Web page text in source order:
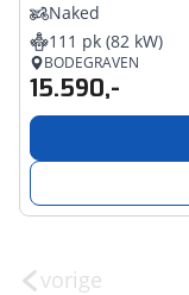
Naked
111 pk (82 kW)
BODEGRAVEN
15.590,-
vorige